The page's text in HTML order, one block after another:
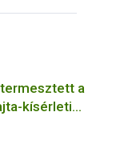
a
kísérleti